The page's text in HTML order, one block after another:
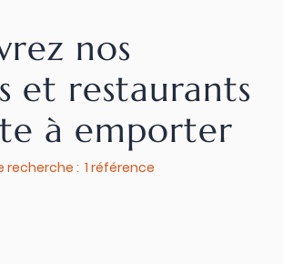
nos
et restaurants
à emporter
recherche : 1 référence